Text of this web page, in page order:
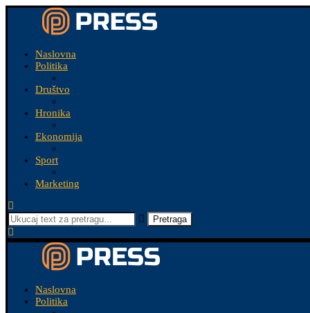
Naslovna
Politika
Društvo
Hronika
Ekonomija
Sport
Marketing
Pretraga
Naslovna
Politika